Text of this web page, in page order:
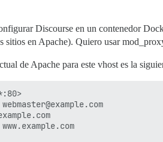
Discourse en un contenedor
sitios en Apache). Quiero usar
de Apache para este vhost es la